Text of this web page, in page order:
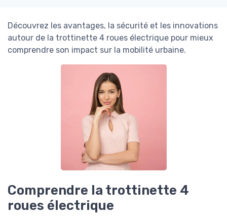
Découvrez les avantages, la sécurité et les innovations
autour de la trottinette 4 roues électrique pour mieux
comprendre son impact sur la mobilité urbaine.
Comprendre la trottinette 4
roues électrique